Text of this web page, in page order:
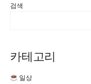
검색
카테고리
일상